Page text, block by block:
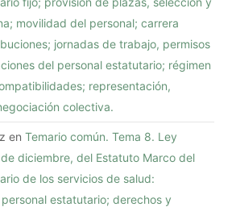
movilidad del personal; carrera
jornadas de trabajo, permisos
del personal estatutario; régimen
representación,
colectiva.
enTemario común. Tema 8. Ley
diciembre, del Estatuto Marco del
de los servicios de salud:
estatutario; derechos y